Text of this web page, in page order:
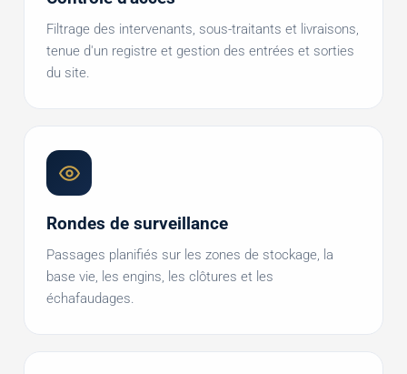
Filtrage des intervenants, sous-traitants et livraisons,
tenue d'un registre et gestion des entrées et sorties
du site.
Rondes de surveillance
Passages planifiés sur les zones de stockage, la
base vie, les engins, les clôtures et les
échafaudages.